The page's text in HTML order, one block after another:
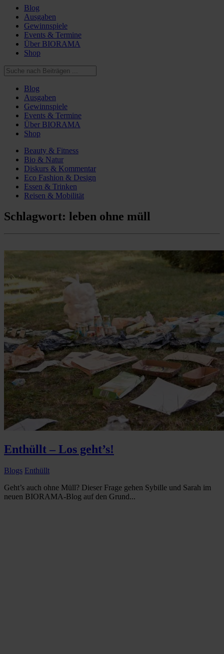
Blog
Ausgaben
Gewinnspiele
Events & Termine
Über BIORAMA
Shop
Blog
Ausgaben
Gewinnspiele
Events & Termine
Über BIORAMA
Shop
Beauty & Fitness
Bio & Natur
Diskurs & Kommentar
Eco Fashion & Design
Essen & Trinken
Reisen & Mobilität
Schlagwort: leben ohne müll
Enthüllt – Los geht’s!
Blogs Enthüllt
Geht’s auch ohne Müll? Dieser Frage gehen Sybille und Sarah im
neuen BIORAMA-Blog auf den Grund...